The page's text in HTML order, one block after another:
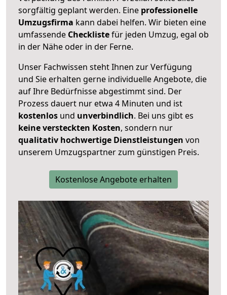
sorgfältig geplant werden. Eine professionelle
Umzugsfirma kann dabei helfen. Wir bieten eine
umfassende Checklistefür jeden Umzug, egal ob
in der Nähe oder in der Ferne.
Unser Fachwissen steht Ihnen zur Verfügung
und Sie erhalten gerne individuelle Angebote, die
auf Ihre Bedürfnisse abgestimmt sind. Der
Prozess dauert nur etwa 4 Minuten und ist
kostenlos und unverbindlich. Bei uns gibt es
keine versteckten Kosten, sondern nur
qualitativ hochwertige Dienstleistungen von
unserem Umzugspartner zum günstigen Preis.
Kostenlose Angebote erhalten